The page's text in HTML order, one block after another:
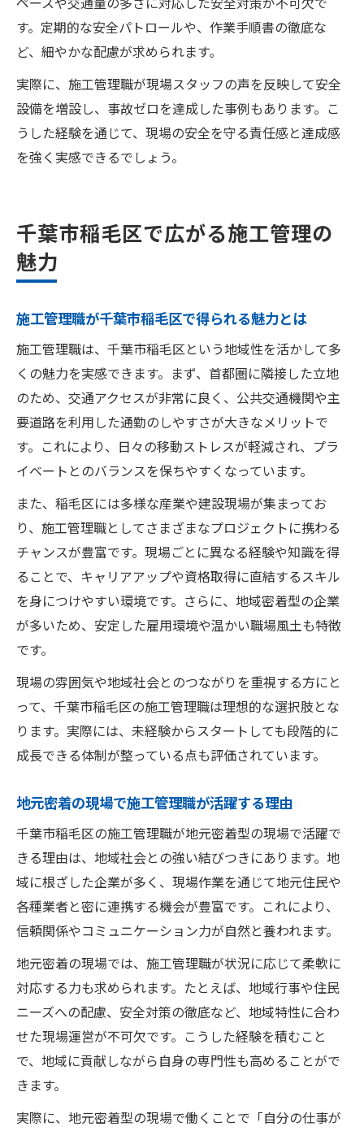
す。定期的な安全パトロールや、作業手順書の徹底な
ど、細やかな配慮が求められます。
実際に、施工管理職が現場スタッフの声を反映して安全
設備を増設し、事故ゼロを達成した事例もあります。こ
うした経験を通じて、現場の安全を守る責任感と達成感
を強く実感できるでしょう。
千葉市稲毛区で広がる施工管理の
魅力
施工管理職が千葉市稲毛区で得られる魅力とは
施工管理職は、千葉市稲毛区という地域性を活かして多
くの魅力を実感できます。まず、首都圏に隣接した立地
のため、交通アクセスが非常に良く、公共交通機関や主
要道路を利用した通勤のしやすさが大きなメリットで
す。これにより、日々の移動ストレスが軽減され、プラ
イベートとのバランスを保ちやすくなっています。
また、稲毛区には多様な産業や建設現場が集まってお
り、施工管理職としてさまざまなプロジェクトに携わる
チャンスが豊富です。現場ごとに異なる経験や知識を得
ることで、キャリアアップや資格取得に直結するスキル
を身につけやすい環境です。さらに、地域密着型の企業
が多いため、安定した雇用環境や温かい職場風土も特徴
です。
現場の雰囲気や地域社会とのつながりを重視する方にと
って、千葉市稲毛区の施工管理職は理想的な選択肢とな
ります。実際には、未経験からスタートしても段階的に
成長できる体制が整っている点も評価されています。
地元密着の現場で施工管理職が活躍する理由
千葉市稲毛区の施工管理職が地元密着型の現場で活躍で
きる理由は、地域社会との強い結びつきにあります。地
域に根ざした企業が多く、現場作業を通じて地元住民や
各種業者と密に連携する機会が豊富です。これにより、
信頼関係やコミュニケーション力が自然と養われます。
地元密着の現場では、施工管理職が状況に応じて柔軟に
対応する力も求められます。たとえば、地域行事や住民
ニーズへの配慮、安全対策の徹底など、地域特性に合わ
せた現場運営が不可欠です。こうした経験を積むこと
で、地域に貢献しながら自身の専門性も高めることがで
きます。
実際に、地元密着型の現場で働くことで「自分の仕事が